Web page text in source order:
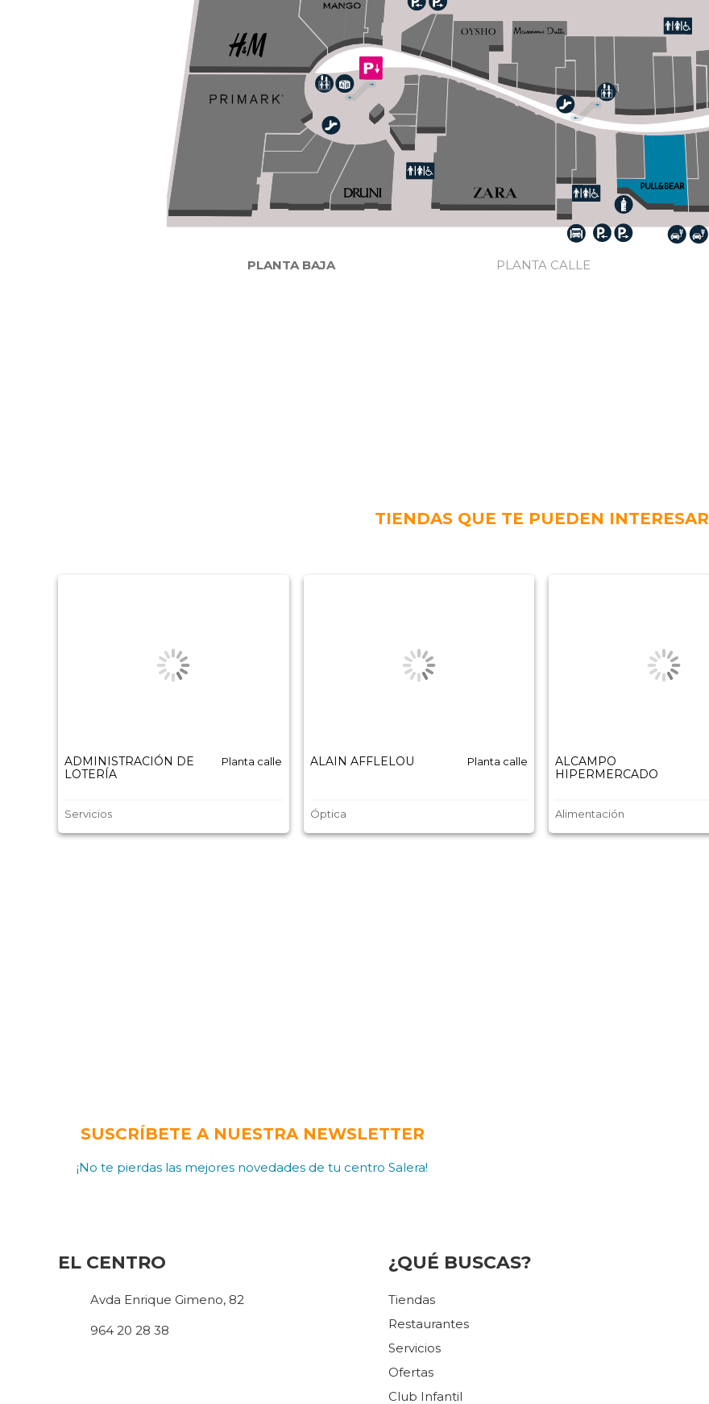
PLANTA BAJA PLANTA CALLE
TIENDAS QUE TE PUEDEN INTERESAR
ADMINISTRACIÓN DE
LOTERÍA
Planta calle
Servicios
ALAIN AFFLELOU Planta calle
Óptica
ALCAMPO
HIPERMERCADO
Alimentación
SUSCRÍBETE A NUESTRA NEWSLETTER
¡No te pierdas las mejores novedades de tu centro Salera!
EL CENTRO
Avda Enrique Gimeno, 82
964 20 28 38
¿QUÉ BUSCAS?
Tiendas
Restaurantes
Servicios
Ofertas
Club Infantil